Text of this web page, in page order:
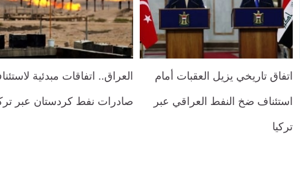
اتفاق تاريخي يزيل العقبات أمام
استئناف ضخ النفط العراقي عبر
تركيا
العراق.. اتفاقات مبدئية
صادرات نفط كردستان عبر